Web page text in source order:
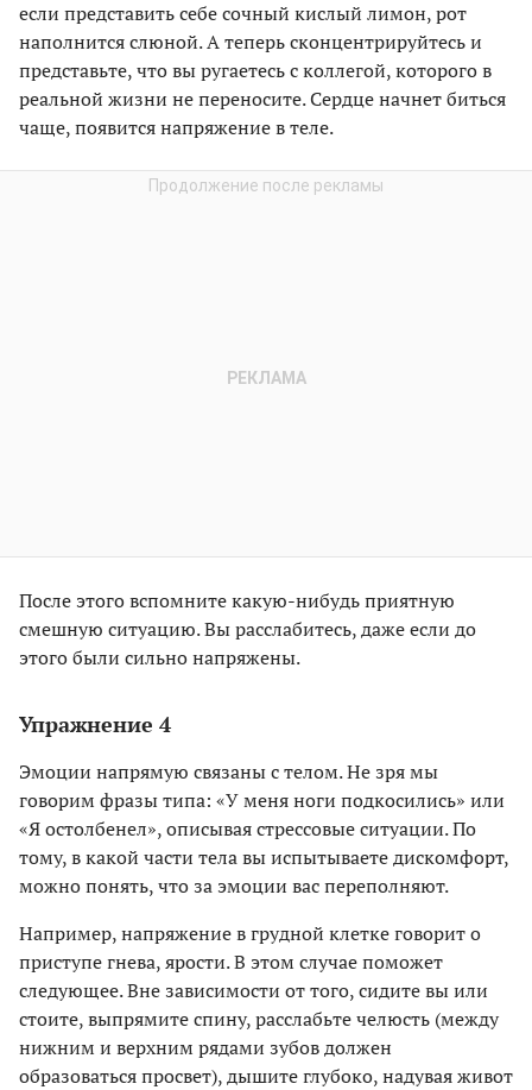
если представить себе сочный кислый лимон, рот
наполнится слюной. А теперь сконцентрируйтесь и
представьте, что вы ругаетесь с коллегой, которого в
реальной жизни не переносите. Сердце начнет биться
чаще, появится напряжение в теле.
После этого вспомните какую-нибудь приятную
смешную ситуацию. Вы расслабитесь, даже если до
этого были сильно напряжены.
Упражнение 4
Эмоции напрямую связаны с телом. Не зря мы
говорим фразы типа: «У меня ноги подкосились» или
«Я остолбенел», описывая стрессовые ситуации. По
тому, в какой части тела вы испытываете дискомфорт,
можно понять, что за эмоции вас переполняют.
Например, напряжение в грудной клетке говорит о
приступе гнева, ярости. В этом случае поможет
следующее. Вне зависимости от того, сидите вы или
стоите, выпрямите спину, расслабьте челюсть (между
нижним и верхним рядами зубов должен
образоваться просвет), дышите глубоко, надувая живот